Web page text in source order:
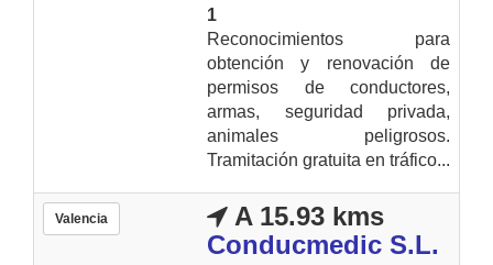
1
Reconocimientos para
obtención y renovación de
permisos de conductores,
armas, seguridad privada,
animales peligrosos.
Tramitación gratuita en tráfico...
Valencia
A 15.93 kms
Conducmedic S.L.